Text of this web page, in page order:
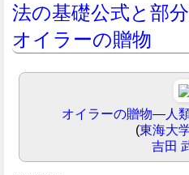
法の基礎公式と部
オイラーの贈物
オイラーの贈物―人
(東海大
吉田